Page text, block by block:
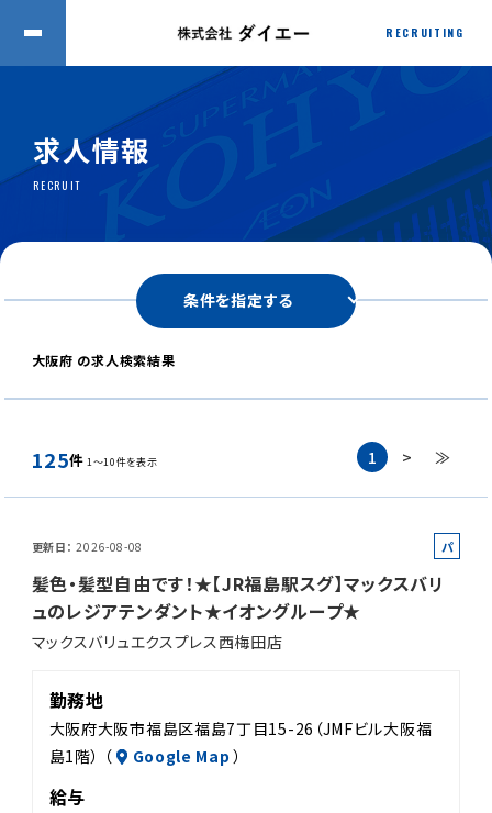
RECRUITING
求人情報
RECRUIT
条件を指定する
大阪府 の求人検索結果
125件 1～10件を表示 1 > ≫
更新日 2026-08-08
パ
髪色・髪型自由です！★【JR福島駅スグ】マックスバリ
ュのレジアテンダント★イオングループ★
マックスバリュエクスプレス西梅田店
勤務地
大阪府大阪市福島区福島7丁目15-26（JMFビル大阪福
島1階） （
Google Map ）
給与